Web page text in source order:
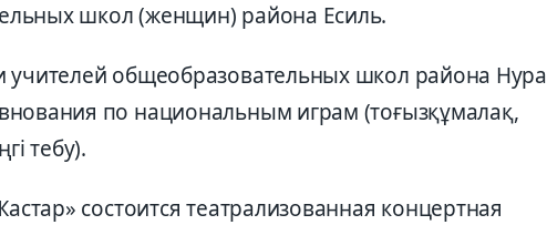
школ (женщин) района Есиль.
учителей общеобразовательных школ района Нура
по национальным играм (тоғызқұмалақ,
тебу).
состоится театрализованная концертная